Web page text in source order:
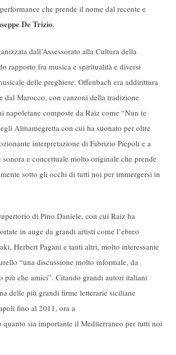
che prende il nome dal recente e
De Trizio.
dall’Assessorato alla Cultura della
rapporto fra musica e spiritualità e diversi
delle preghiere. Offenbach era addirittura
dal Marocco, con canzoni della tradizione
napoletane composte da Raiz come “Nun te
Almamegretta con cui ha suonato per oltre
interpretazione di Fabrizio Piepoli e a
e concettuale molto originale che prende
sotto gli occhi di tutti noi per immergersi in
di Pino Daniele, con cui Raiz ha
in auge da grandi artisti come l’ebreo
Herbert Pagani e tanti altri, molto interessante
“una discussione molto informale, da
più che amici”. Citando grandi autori italiani
delle più grandi firme letterarie siciliane
fino al 2011, ora a
quanto sia importante il Mediterraneo per tutti noi